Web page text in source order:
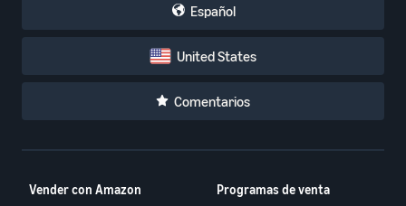
Español
United States
Comentarios
Vender con Amazon
Programas de venta